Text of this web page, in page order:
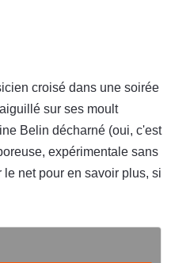
croisé dans une soirée
sur ses moult
Belin décharné (oui, c'est
expérimentale sans
net pour en savoir plus, si